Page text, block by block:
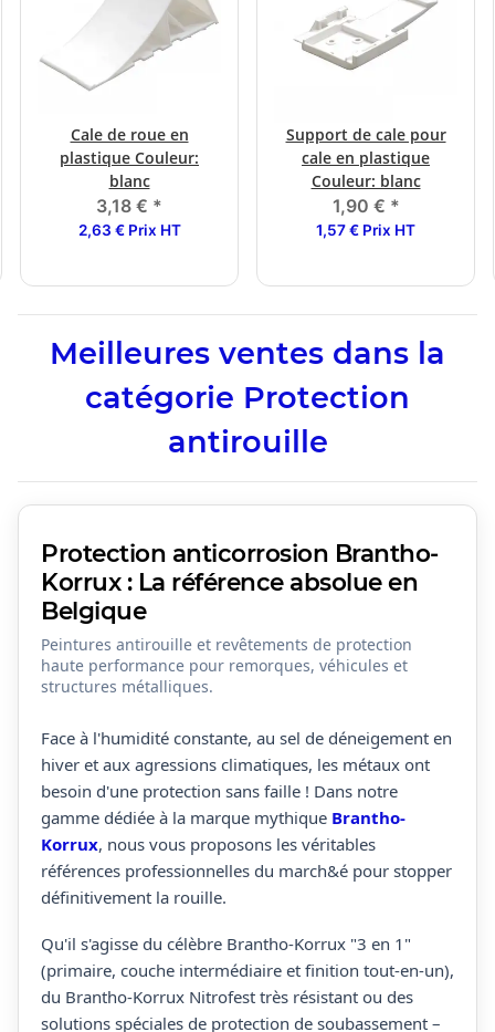
Cale de roue en
plastique Couleur:
blanc
3,18 € *
2,63 € Prix HT
Support de cale pour
cale en plastique
Couleur: blanc
1,90 € *
1,57 € Prix HT
Meilleures ventes dans la
catégorie Protection
antirouille
Protection anticorrosion Brantho-
Korrux : La référence absolue en
Belgique
Peintures antirouille et revêtements de protection
haute performance pour remorques, véhicules et
structures métalliques.
Face à l'humidité constante, au sel de déneigement en
hiver et aux agressions climatiques, les métaux ont
besoin d'une protection sans faille ! Dans notre
gamme dédiée à la marque mythique Brantho-
Korrux, nous vous proposons les véritables
références professionnelles du march&é pour stopper
définitivement la rouille.
Qu'il s'agisse du célèbre Brantho-Korrux "3 en 1"
(primaire, couche intermédiaire et finition tout-en-un),
du Brantho-Korrux Nitrofest très résistant ou des
solutions spéciales de protection de soubassement –